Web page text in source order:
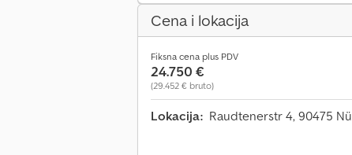
Cena i lokacija
Fiksna cena plus PDV
24.750 €
(29.452 € bruto)
Lokacija: Raudtenerstr 4, 90475